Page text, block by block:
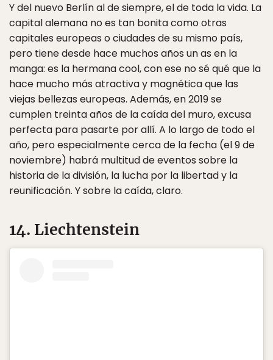
Y del nuevo Berlín al de siempre, el de toda la vida. La
capital alemana no es tan bonita como otras
capitales europeas o ciudades de su mismo país,
pero tiene desde hace muchos años un as en la
manga: es la hermana cool, con ese no sé qué que la
hace mucho más atractiva y magnética que las
viejas bellezas europeas. Además, en 2019 se
cumplen treinta años de la caída del muro, excusa
perfecta para pasarte por allí. A lo largo de todo el
año, pero especialmente cerca de la fecha (el 9 de
noviembre) habrá multitud de eventos sobre la
historia de la división, la lucha por la libertad y la
reunificación. Y sobre la caída, claro.
14. Liechtenstein